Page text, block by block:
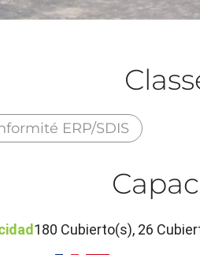
ERP/SDIS
180 Cubierto(s), 26